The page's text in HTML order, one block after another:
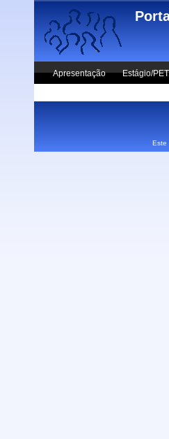
Skip to main content
Apresentação Estágio/
Este